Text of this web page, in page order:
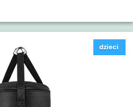
dzieci